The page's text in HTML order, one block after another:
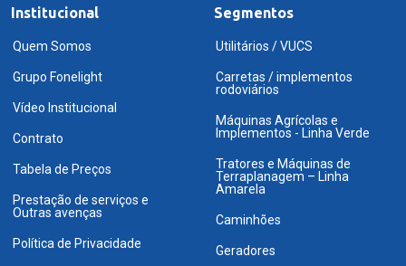
Institucional
Quem Somos
Grupo Fonelight
Vídeo Institucional
Contrato
Tabela de Preços
Prestação de serviços e
Outras avenças
Política de Privacidade
Segmentos
Utilitários / VUCS
Carretas / implementos
rodoviários
Máquinas Agrícolas e
Implementos - Linha Verde
Tratores e Máquinas de
Terraplanagem – Linha
Amarela
Caminhões
Geradores